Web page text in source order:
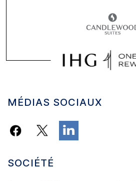
MÉDIAS SOCIAUX
SOCIÉTÉ